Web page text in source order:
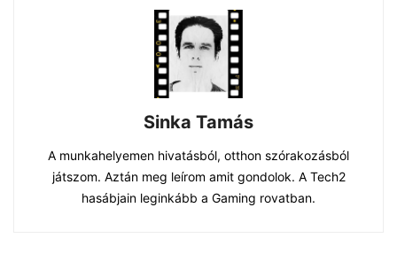
Sinka Tamás
A munkahelyemen hivatásból, otthon szórakozásból
játszom. Aztán meg leírom amit gondolok. A Tech2
hasábjain leginkább a Gaming rovatban.